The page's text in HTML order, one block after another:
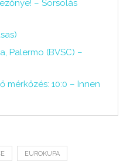
– Sorsolás
Palermo (BVSC) –
mérkőzés: 10:0 – Innen
EUROKUPA